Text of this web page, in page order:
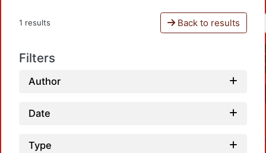
1 results Back to results
Filters
Author
Date
Type